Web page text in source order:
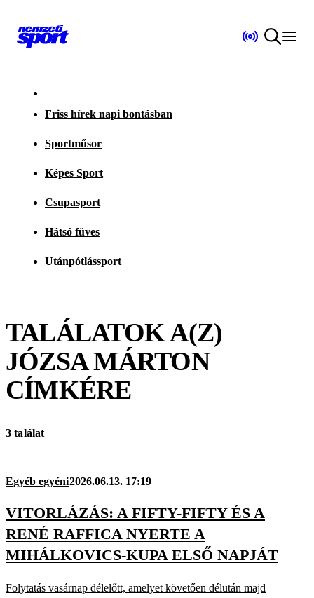
Friss hírek napi bontásban
Sportműsor
Képes Sport
Csupasport
Hátsó füves
Utánpótlássport
TALÁLATOK A(Z)
JÓZSA MÁRTON
CÍMKÉRE
3 találat
Egyéb egyéni2026.06.13. 17:19
VITORLÁZÁS: A FIFTY-FIFTY ÉS A
RENÉ RAFFICA NYERTE A
MIHÁLKOVICS-KUPA ELSŐ NAPJÁT
Folytatás vasárnap délelőtt, amelyet követően délután majd